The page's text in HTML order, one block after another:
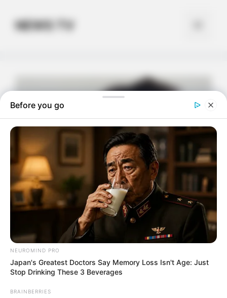
contentNEWS TV
Before you go
NEUROMIND PRO
Japan's Greatest Doctors Say Memory Loss Isn't Age: Just
Stop Drinking These 3 Beverages
BRAINBERRIES